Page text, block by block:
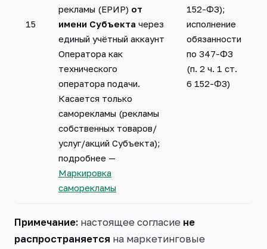
15
рекламы (ЕРИР) от
имени Субъекта через
единый учётный аккаунт
Оператора как
технического
оператора подачи.
Касается только
саморекламы (рекламы
собственных товаров/
услуг/акций Субъекта);
подробнее —
Маркировка
саморекламы
152-ФЗ);
исполнение
обязанности
по 347-ФЗ
(п. 2 ч. 1 ст.
6 152-ФЗ)
Примечание: настоящее согласие не
распространяется на маркетинговые